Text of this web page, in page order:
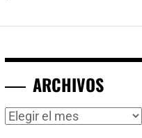
ARCHIVOS
Archivos